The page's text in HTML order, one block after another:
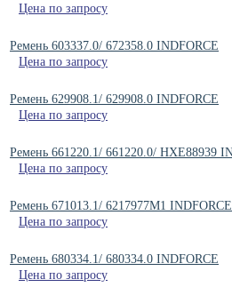
Цена по запросу
Ремень 603337.0/ 672358.0 INDFORCE
Цена по запросу
Ремень 629908.1/ 629908.0 INDFORCE
Цена по запросу
Ремень 661220.1/ 661220.0/ HXE88939
Цена по запросу
Ремень 671013.1/ 6217977M1 INDFORCE
Цена по запросу
Ремень 680334.1/ 680334.0 INDFORCE
Цена по запросу